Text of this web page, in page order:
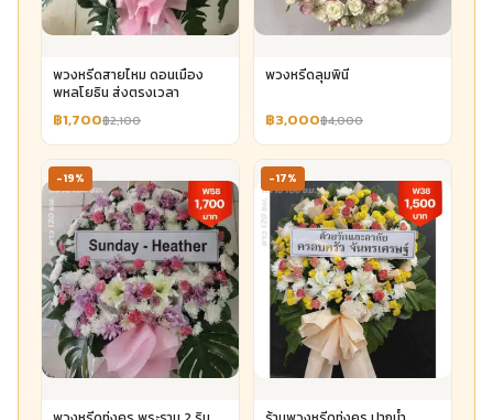
พวงหรีดสายไหม ดอนเมือง
พหลโยธิน ส่งตรงเวลา
฿1,700฿2,100
พวงหรีดลุมพินี
฿3,000฿4,000
-19% -17%